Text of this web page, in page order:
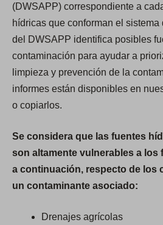
(DWSAPP) correspondiente a
hídricas que conforman el
del DWSAPP identifica posibles
contaminación para ayudar a
limpieza y prevención de la
informes están disponibles en
o copiarlos.
Se considera que las fuentes
son altamente vulnerables a los
a continuación, respecto de los
un contaminante asociado:
Drenajes agrícolas